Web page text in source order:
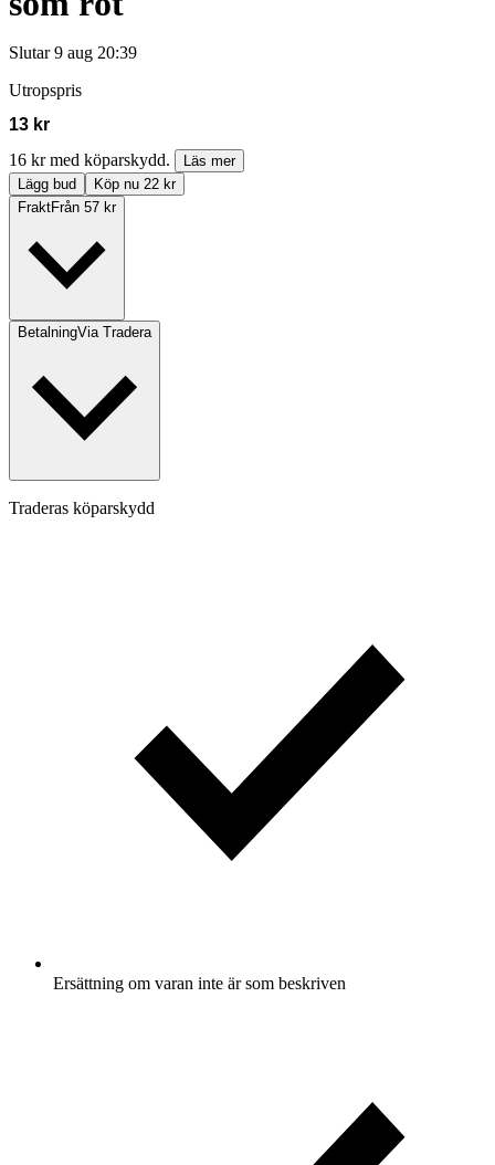
Slutar 9 aug 20:39
Utropspris
13 kr
16 kr med köparskydd.
Läs mer
Lägg bud
Köp nu 22 kr
FraktFrån 57 kr
BetalningVia Tradera
Traderas köparskydd
Ersättning om varan inte är som beskriven